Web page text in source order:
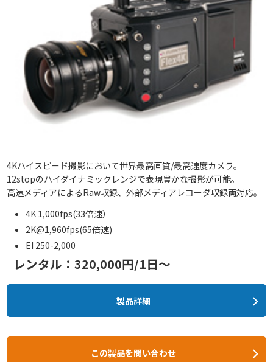
4Kハイスピード撮影において世界最高画質/最高速度カメラ。
12stopのハイダイナミックレンジで表現豊かな撮影が可能。
高速メディアによるRaw収録、外部メディアレコーダ収録両対応。
4K 1,000fps(33倍速）
2K@1,960fps(65倍速)
EI 250-2,000
レンタル：320,000円/1日～
製品詳細
この製品を問い合わせ